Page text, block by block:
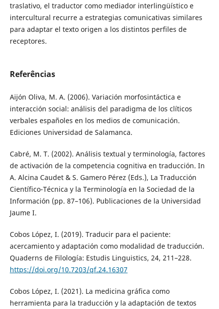
traslativo, el traductor como mediador interlingüístico e
intercultural recurre a estrategias comunicativas similares
para adaptar el texto origen a los distintos perfiles de
receptores.
Referências
Aijón Oliva, M. A. (2006). Variación morfosintáctica e
interacción social: análisis del paradigma de los clíticos
verbales españoles en los medios de comunicación.
Ediciones Universidad de Salamanca.
Cabré, M. T. (2002). Análisis textual y terminología, factores
de activación de la competencia cognitiva en traducción. In
A. Alcina Caudet & S. Gamero Pérez (Eds.), La Traducción
Científico-Técnica y la Terminología en la Sociedad de la
Información (pp. 87–106). Publicaciones de la Universidad
Jaume I.
Cobos López, I. (2019). Traducir para el paciente:
acercamiento y adaptación como modalidad de traducción.
Quaderns de Filología: Estudis Linguistics, 24, 211–228.
https://doi.org/10.7203/qf.24.16307
Cobos López, I. (2021). La medicina gráfica como
herramienta para la traducción y la adaptación de textos